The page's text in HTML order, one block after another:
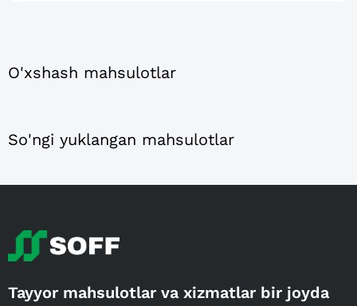
O'xshash mahsulotlar
So'ngi yuklangan mahsulotlar
Tayyor mahsulotlar va xizmatlar bir joyda